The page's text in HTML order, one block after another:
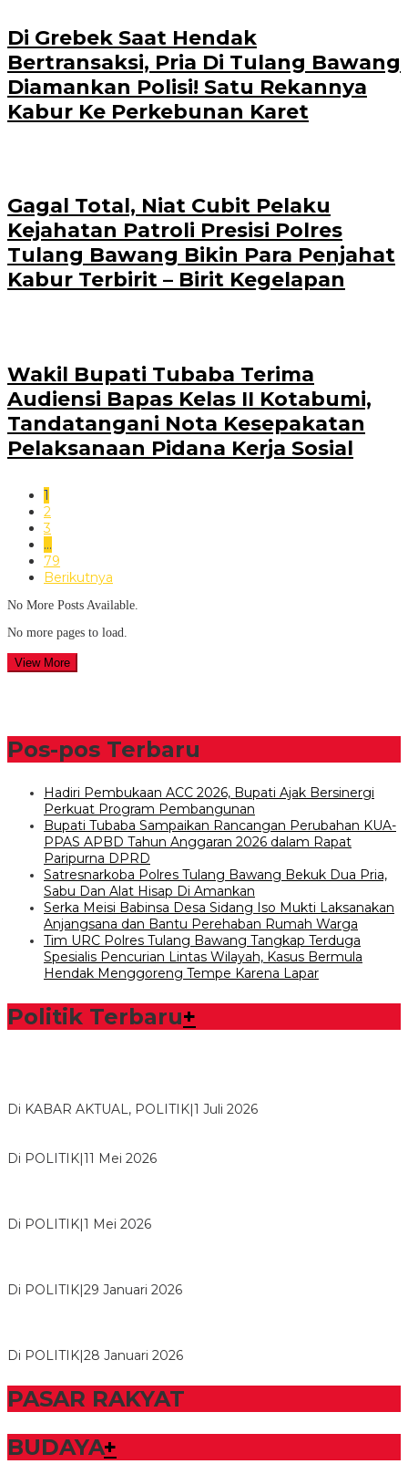
Di Grebek Saat Hendak
Bertransaksi, Pria Di Tulang Bawang
Diamankan Polisi! Satu Rekannya
Kabur Ke Perkebunan Karet
Gagal Total, Niat Cubit Pelaku
Kejahatan Patroli Presisi Polres
Tulang Bawang Bikin Para Penjahat
Kabur Terbirit – Birit Kegelapan
Wakil Bupati Tubaba Terima
Audiensi Bapas Kelas II Kotabumi,
Tandatangani Nota Kesepakatan
Pelaksanaan Pidana Kerja Sosial
1
2
3
…
79
Berikutnya
No More Posts Available.
No more pages to load.
View More
Pos-pos Terbaru
Hadiri Pembukaan ACC 2026, Bupati Ajak Bersinergi
Perkuat Program Pembangunan
Bupati Tubaba Sampaikan Rancangan Perubahan KUA-
PPAS APBD Tahun Anggaran 2026 dalam Rapat
Paripurna DPRD
Satresnarkoba Polres Tulang Bawang Bekuk Dua Pria,
Sabu Dan Alat Hisap Di Amankan
Serka Meisi Babinsa Desa Sidang Iso Mukti Laksanakan
Anjangsana dan Bantu Perehaban Rumah Warga
Tim URC Polres Tulang Bawang Tangkap Terduga
Spesialis Pencurian Lintas Wilayah, Kasus Bermula
Hendak Menggoreng Tempe Karena Lapar
Politik Terbaru+
Di KABAR AKTUAL, POLITIK|1 Juli 2026
Di POLITIK|11 Mei 2026
Di POLITIK|1 Mei 2026
Di POLITIK|29 Januari 2026
Di POLITIK|28 Januari 2026
PASAR RAKYAT
BUDAYA+